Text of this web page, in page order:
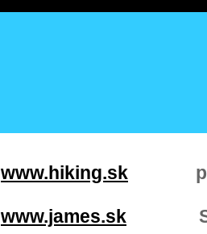
www.hiking.sk
www.james.sk